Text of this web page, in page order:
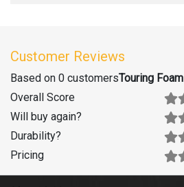
Customer Reviews
Based on 0 customersTouring Foam
Overall Score
Will buy again?
Durability?
Pricing